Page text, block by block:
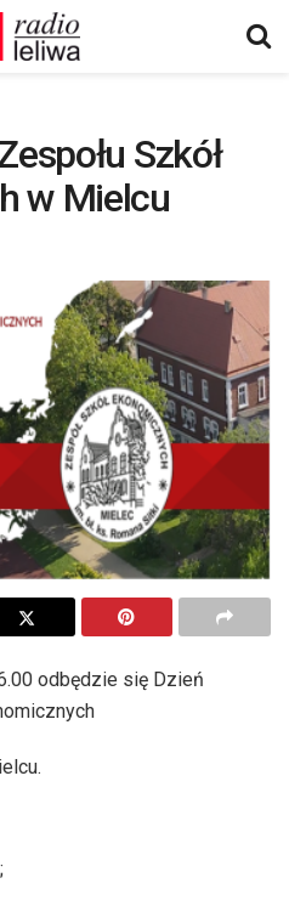
Szkół
w Mielcu
odbędzie się Dzień